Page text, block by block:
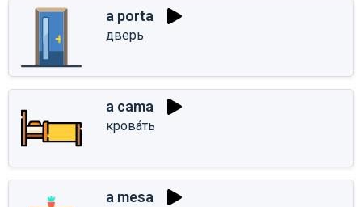
a porta
дверь
a cama
крова́ть
a mesa